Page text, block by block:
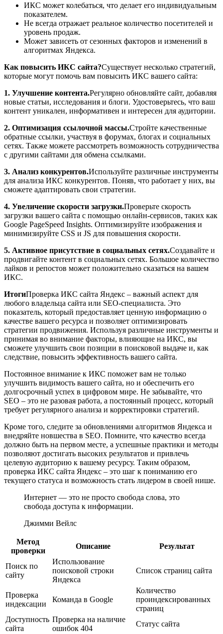
ИКС может колебаться, что делает его индивидуальным
показателем.
Не всегда отражает реальное количество посетителей и
уровень продаж.
Может зависеть от сезонных факторов и изменений в
алгоритмах Яндекса.
Как повысить ИКС сайта?Существует несколько стратегий,
которые могут помочь вам повысить ИКС вашего сайта:
1. Улучшение контента.Регулярно обновляйте сайт, добавляя
новые статьи, исследования и блоги. Удостоверьтесь, что ваш
контент уникален, информативен и интересен для аудитории.
2. Оптимизация ссылочной массы.Стройте качественные
обратные ссылки, участвуя в форумах, блогах и социальных
сетях. Также можете рассмотреть возможность сотрудничества
с другими сайтами для обмена ссылками.
3. Анализ конкурентов.Используйте различные инструменты
для анализа ИКС конкурентов. Поняв, что работает у них, вы
сможете адаптировать свои стратегии.
4. Увеличение скорости загрузки.Проверьте скорость
загрузки вашего сайта с помощью онлайн-сервисов, таких как
Google PageSpeed Insights. Оптимизируйте изображения и
минимизируйте CSS и JS для повышения скорости.
5. Активное присутствие в социальных сетях.Создавайте и
продвигайте контент в социальных сетях. Большое количество
лайков и репостов может положительно сказаться на вашем
ИКС.
ИтогиПроверка ИКС сайта Яндекс – важный аспект для
любого владельца сайта или SEO-специалиста. Это
показатель, который предоставляет ценную информацию о
качестве вашего ресурса и позволяет оптимизировать
стратегии продвижения. Используя различные инструменты и
принимая во внимание факторы, влияющие на ИКС, вы
сможете улучшить свои позиции в поисковой выдаче и, как
следствие, повысить эффективность вашего сайта.
Постоянное внимание к ИКС поможет вам не только
улучшить видимость вашего сайта, но и обеспечить его
долгосрочный успех в цифровом мире. Не забывайте, что
SEO – это не разовая работа, а постоянный процесс, который
требует регулярного анализа и корректировки стратегий.
Кроме того, следите за обновлениями алгоритмов Яндекса и
внедряйте новшества в SEO. Помните, что качество всегда
должно быть на первом месте, а успешные практики и методы
позволяют достигать высоких результатов и привлечь
целевую аудиторию к вашему ресурсу. Таким образом,
проверка ИКС сайта Яндекс – это шаг к пониманию его
текущего статуса и возможность стать лидером в своей нише.
Интернет — это не просто свобода слова, это
свобода доступа к информации.
Джимми Вейлс
Метод
проверки
Описание Результат
Поиск по
сайту
Использование
поисковой строки
Яндекса
Список страниц сайта
Проверка
индексации
Команда в Google
Количество
проиндексированных
страниц
Доступность
сайта
Проверка на наличие
ошибок 404
Статус сайта